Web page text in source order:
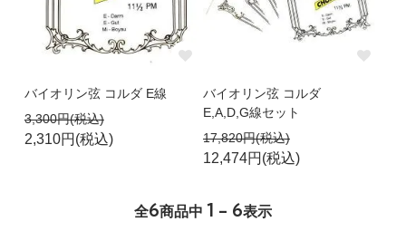
バイオリン弦 コルダ E線
3,300円(税込)
2,310円(税込)
バイオリン弦 コルダ
E,A,D,G線セット
17,820円(税込)
12,474円(税込)
全6商品中 1 - 6表示